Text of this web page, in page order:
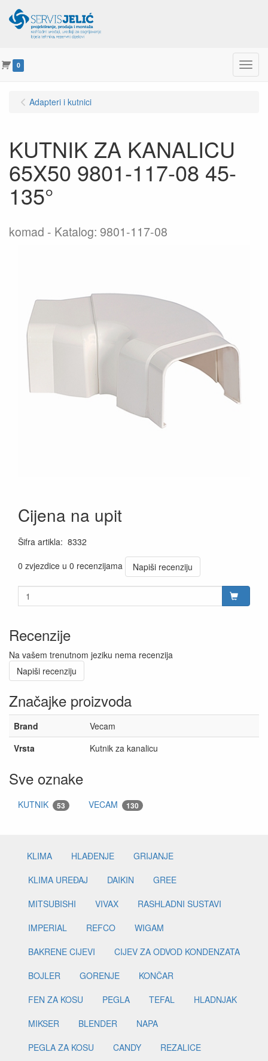
0 Menu
Adapteri i kutnici
KUTNIK ZA KANALICU
65X50 9801-117-08 45-
135°
komad Katalog: 9801-117-08
Cijena na upit
Šifra artikla: 8332
0 zvjezdice u 0 recenzijama
Napiši recenziju
Recenzije
Na vašem trenutnom jeziku nema recenzija
Napiši recenziju
Značajke proizvoda
Brand
Vecam
Vrsta
Kutnik za kanalicu
Sve oznake
KUTNIK 53 VECAM 130
KLIMA HLAĐENJE
GRIJANJE
KLIMA UREĐAJ
DAIKIN
GREE
MITSUBISHI
VIVAX
RASHLADNI SUSTAVI
IMPERIAL
REFCO
WIGAM
BAKRENE CIJEVI
CIJEV ZA ODVOD KONDENZATA
BOJLER
GORENJE
KONČAR
FEN ZA KOSU
PEGLA TEFAL
HLADNJAK
MIKSER
BLENDER
NAPA
PEGLA ZA KOSU
CANDY
REZALICE